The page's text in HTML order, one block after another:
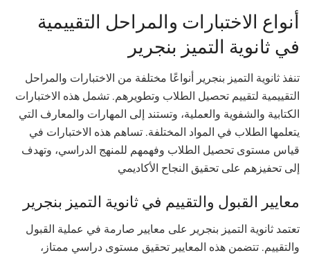
أنواع الاختبارات والمراحل التقييمية
في ثانوية التميز بنجرير
تنفذ ثانوية التميز بنجرير أنواعًا مختلفة من الاختبارات والمراحل
التقييمية لتقييم تحصيل الطلاب وتطويرهم. تشمل هذه الاختبارات
الكتابية والشفوية والعملية، وتستند إلى المهارات والمعارف التي
يتعلمها الطلاب في المواد المختلفة. تساهم هذه الاختبارات في
قياس مستوى تحصيل الطلاب وفهمهم للمنهج الدراسي، وتهدف
إلى تحفيزهم على تحقيق النجاح الأكاديمي
معايير القبول والتقييم في ثانوية التميز بنجرير
تعتمد ثانوية التميز بنجرير على معايير صارمة في عملية القبول
والتقييم. تتضمن هذه المعايير تحقيق مستوى دراسي ممتاز،